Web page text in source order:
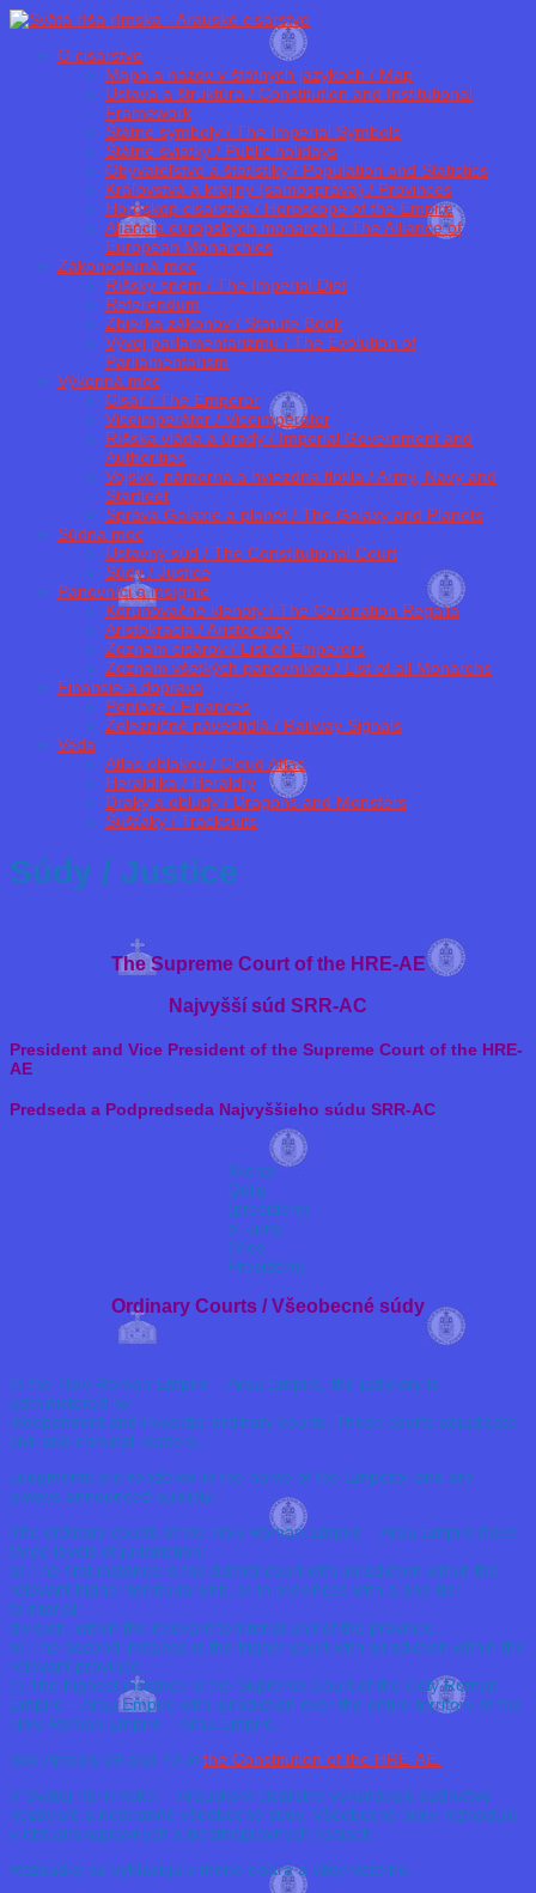
O cisárstve
Mapa a názov v štátnych jazykoch / Map
Ústava a štruktúra / Constitution and Institutional
Framework
Štátne symboly / The Imperial Symbols
Štátne sviatky / Public holidays
Obyvateľstvo a štatistiky / Population and Statistics
Kráľovstvá a krajiny (samospráva) / Provinces
Horoskop cisárstva / Horoscope of the Empire
Aliancia európskych monarchií / The Alliance of
European Monarchies
Zákonodarná moc
Ríšsky snem / The Imperial Diet
Referendum
Zbierka zákonov / Statute Book
Vývoj parlamentarizmu / The Evolution of
Parliamentarism
Výkonná moc
Cisár / The Emperor
Viceimperátor / Viceimperator
Ríšska vláda a úrady / Imperial Government and
Authorities
Vojsko, námorná a hviezdna flotila / Army, Navy and
Starfleet
Správa Galaxie a planét / The Galaxy and Planets
Súdna moc
Ústavný súd / The Constitutional Court
Súdy / Justice
Panovníci a insígnie
Korunovačné klenoty / The Coronation Regalia
Aristokracia / Aristocracy
Zoznam cisárov / List of Emperors
Zoznam všetkých panovníkov / List of all Monarchs
Financie a doprava
Peniaze / Finances
Železničné návestidlá / Railway Signals
Veda
Atlas oblakov / Cloud Atlas
Heraldika / Heraldry
Draky a obludy / Dragons and Monsters
Šušťaky / Tracksuits
Súdy / Justice
The Supreme Court of the HRE-AE
Najvyšší súd SRR-AC
President and Vice President of the Supreme Court of the HRE-
AE:
Predseda a Podpredseda Najvyššieho súdu SRR-AC:
Michał
Qulig
(president)
o. Juraj
(Vice
President)
Ordinary Courts / Všeobecné súdy
In the Holy Roman Empire – Arau Empire, the judiciary is
administered by
independent and impartial ordinary courts. These courts adjudicate
civil and criminal matters.
Judgments are rendered in the name of the Emperor and are
always announced publicly.
The ordinary courts of the Holy Roman Empire – Arau Empire have
three levels of jurisdiction:
a) The first instance is the district court with jurisdiction within the
relevant higher territorial unit, or in provinces with a one-tier
territorial
division, within the relevant territorial unit of the province.
b) The second instance is the higher court with jurisdiction within the
relevant province.
c) The highest instance is the Supreme Court of the Holy Roman
Empire – Arau Empire with jurisdiction over the entire territory of the
Holy Roman Empire – Arau Empire.
See Articles 69 and 70 of the Constitution of the HRE-AE.
V Svätej ríši rímskej – Arauskom cisárstve vykonávajú súdnictvo
nezávislé a nestranné všeobecné súdy. Všeobecné súdy rozhodujú
v občianskoprávnych a trestnoprávnych veciach.
Rozsudky sa vyhlasujú v mene cisára a vždy verejne.